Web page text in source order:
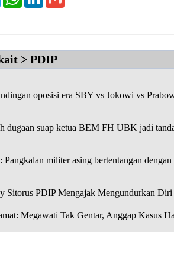
> PDIP
oposisi era SBY vs Jokowi vs
dugaan suap ketua BEM FH UBK jadi
Pangkalan militer asing bertentangan
Sitorus PDIP Mengajak Mengundurkan Diri
Megawati Tak Gentar, Anggap Kasus